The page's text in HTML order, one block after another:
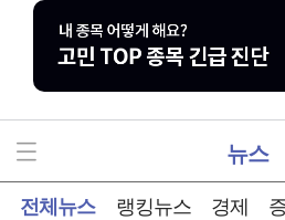
뉴스
전체뉴스 랭킹뉴스 경제